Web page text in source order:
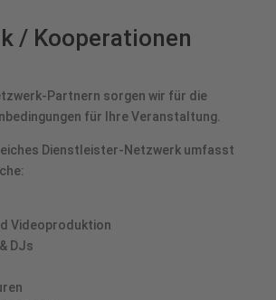
/ Kooperationen
Partnern sorgen wir für die
für Ihre Veranstaltung.
Dienstleister-Netzwerk umfasst
Videoproduktion
DJs